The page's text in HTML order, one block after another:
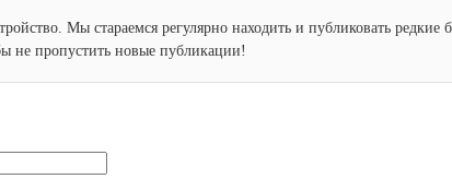
Мы стараемся регулярно находить и публиковать
не пропустить новые публикации!